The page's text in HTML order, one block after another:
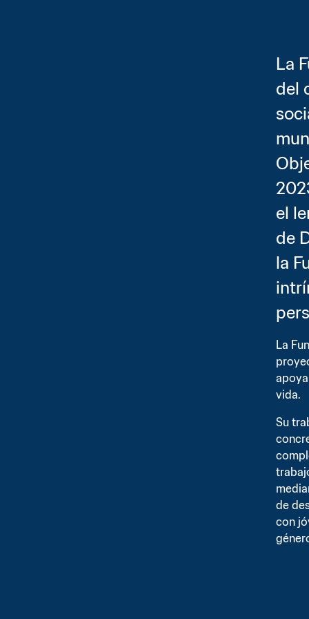
La
del
el
de
la
La
vida.
Su
de
con